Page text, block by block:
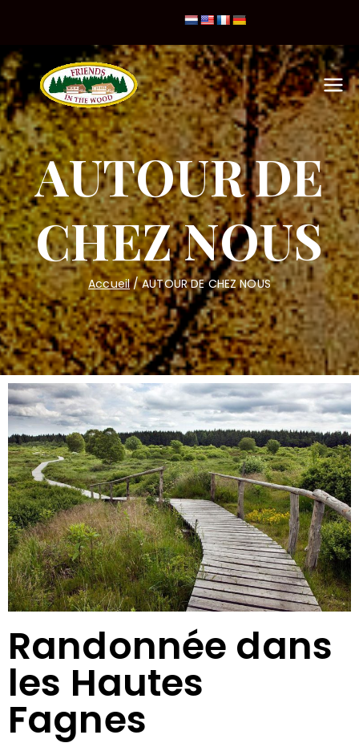
Friends in
the Wood
AUTOUR DE
CHEZ NOUS
Accueil AUTOUR DE CHEZ NOUS
Randonnée dans
les Hautes
Fagnes